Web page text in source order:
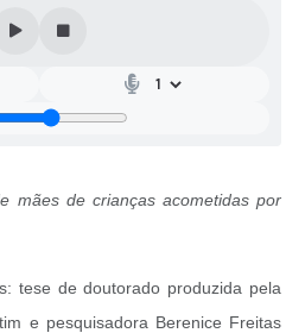
mães de crianças acometidas por
tese de doutorado produzida pela
e pesquisadora Berenice Freitas